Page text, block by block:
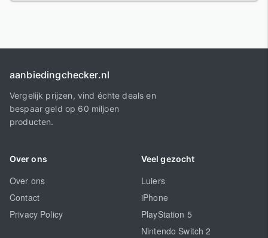
aanbiedingchecker.nl
Vergelijk prijzen, vind échte deals en
bespaar geld op 60 miljoen
producten.
Over ons
Over ons
Contact
Privacy Policy
Veel gezocht
Luiers
iPhone
PlayStation 5
Nintendo Switch 2